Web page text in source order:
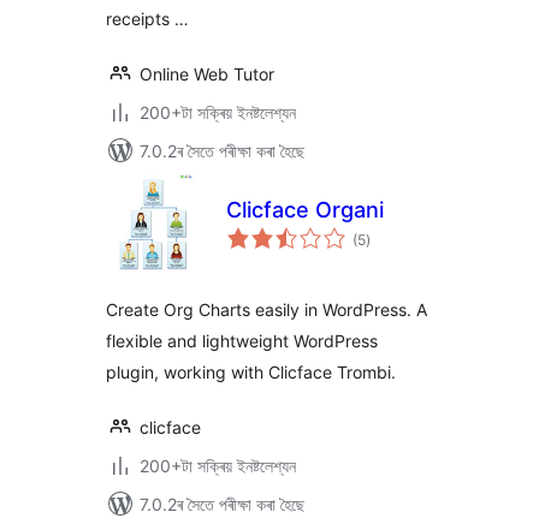
receipts …
Online Web Tutor
200+টা সক্ৰিয় ইনষ্টলেশ্যন
7.0.2ৰ সৈতে পৰীক্ষা কৰা হৈছে
Clicface Organi
(5টা
মুঠ)
Create Org Charts easily in WordPress. A
flexible and lightweight WordPress
plugin, working with Clicface Trombi.
clicface
200+টা সক্ৰিয় ইনষ্টলেশ্যন
7.0.2ৰ সৈতে পৰীক্ষা কৰা হৈছে